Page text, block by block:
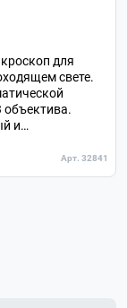
для
свете.
объектива.
и
Арт. 32841